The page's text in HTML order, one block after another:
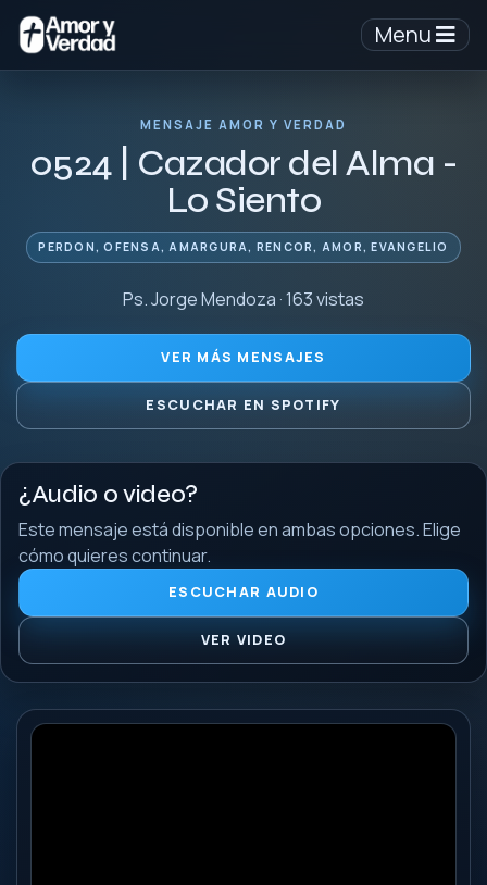
Menu
MENSAJE AMOR Y VERDAD
0524 | Cazador del Alma -
Lo Siento
PERDON, OFENSA, AMARGURA, RENCOR, AMOR, EVANGELIO
Ps. Jorge Mendoza · 163 vistas
VER MÁS MENSAJES
ESCUCHAR EN SPOTIFY
¿Audio o video?
Este mensaje está disponible en ambas opciones. Elige
cómo quieres continuar.
ESCUCHAR AUDIO
VER VIDEO